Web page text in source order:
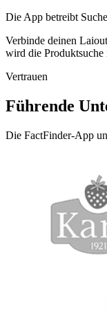
Die App betreibt
Verbinde deinen
wird die Produktsuche
Vertrauen
Führende
Die FactFinder-App